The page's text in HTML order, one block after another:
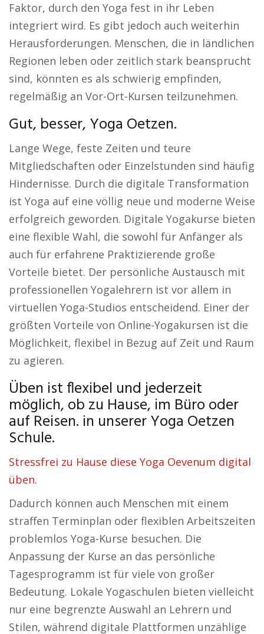
Faktor, durch den Yoga fest in ihr Leben
integriert wird. Es gibt jedoch auch weiterhin
Herausforderungen. Menschen, die in ländlichen
Regionen leben oder zeitlich stark beansprucht
sind, könnten es als schwierig empfinden,
regelmäßig an Vor-Ort-Kursen teilzunehmen.
Gut, besser, Yoga Oetzen.
Lange Wege, feste Zeiten und teure
Mitgliedschaften oder Einzelstunden sind häufig
Hindernisse. Durch die digitale Transformation
ist Yoga auf eine völlig neue und moderne Weise
erfolgreich geworden. Digitale Yogakurse bieten
eine flexible Wahl, die sowohl für Anfänger als
auch für erfahrene Praktizierende große
Vorteile bietet. Der persönliche Austausch mit
professionellen Yogalehrern ist vor allem in
virtuellen Yoga-Studios entscheidend. Einer der
größten Vorteile von Online-Yogakursen ist die
Möglichkeit, flexibel in Bezug auf Zeit und Raum
zu agieren.
Üben ist flexibel und jederzeit
möglich, ob zu Hause, im Büro oder
auf Reisen. in unserer Yoga Oetzen
Schule.
Stressfrei zu Hause diese Yoga Oevenum digital
üben.
Dadurch können auch Menschen mit einem
straffen Terminplan oder flexiblen Arbeitszeiten
problemlos Yoga-Kurse besuchen. Die
Anpassung der Kurse an das persönliche
Tagesprogramm ist für viele von großer
Bedeutung. Lokale Yogaschulen bieten vielleicht
nur eine begrenzte Auswahl an Lehrern und
Stilen, während digitale Plattformen unzählige